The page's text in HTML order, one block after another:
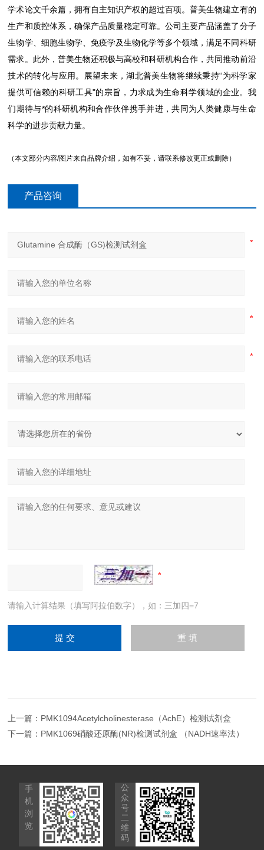
学术论文千余篇，拥有自主知识产权的超过百项。普美生物建立有的
生产和质控体系，确保产品质量稳定可靠。公司主要产品涵盖了分子
生物学、细胞生物学、免疫学及生物化学等多个领域，满足不同科研
需求。此外，普美生物还积极与高校和科研机构合作，共同推动前沿
技术的转化与应用。展望未来，湖北普美生物将继续秉持“为科学家
提供可信赖的科研工具"的宗旨，力求成为生命科学领域的企业。我
们期待与*的科研机构和合作伙伴携手并进，共同为人类健康与生命
科学的进步贡献力量。
（本文部分内容/图片来自品牌介绍，如有不妥，请联系修改更正或删除）
产品咨询
请输入计算结果（填写阿拉伯数字），如：三加四=7
上一篇： PMK1094Acetylcholinesterase（AchE）检测试剂盒
下一篇： PMK1069硝酸还原酶(NR)检测试剂盒 （NADH速率法）
手
机
浏
览
公
众
号
二
维
码